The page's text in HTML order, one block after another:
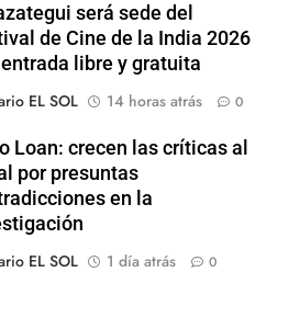
será sede del
de Cine de la India 2026
libre y gratuita
EL SOL
14 horas atrás 0
Loan: crecen las críticas al
por presuntas
en la
EL SOL
1 día atrás 0